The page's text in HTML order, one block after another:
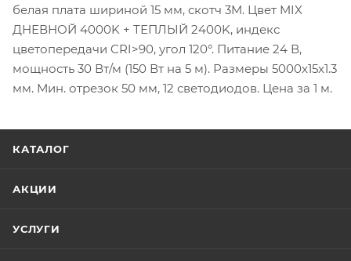
белая плата шириной 15 мм, скотч 3M. Цвет MIX
ДНЕВНОЙ 4000K + ТЕПЛЫЙ 2400K, индекс
цветопередачи CRI>90, угол 120°. Питание 24 В,
мощность 30 Вт/м (150 Вт на 5 м). Размеры 5000x15x1.3
мм. Мин. отрезок 50 мм, 12 светодиодов. Цена за 1 м.
КАТАЛОГ
АКЦИИ
УСЛУГИ